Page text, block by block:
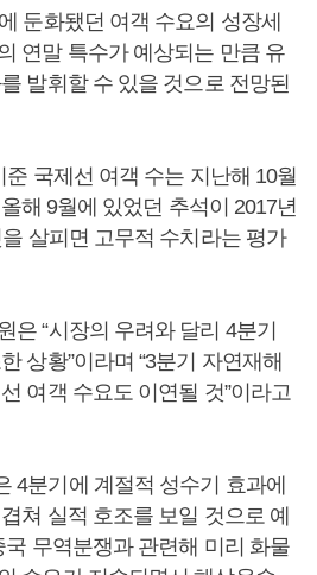
둔화됐던 여객 수요의 성장세
연말 특수가 예상되는 만큼 유
발휘할 수 있을 것으로 전망된
국제선 여객 수는 지난해 10월
해 9월에 있었던 추석이 2017년
살피면 고무적 수치라는 평가
은 “시장의 우려와 달리 4분기
상황”이라며 “3분기 자연재해
여객 수요도 이연될 것”이라고
4분기에 계절적 성수기 효과에
쳐 실적 호조를 보일 것으로 예
무역분쟁과 관련해 미리 화물